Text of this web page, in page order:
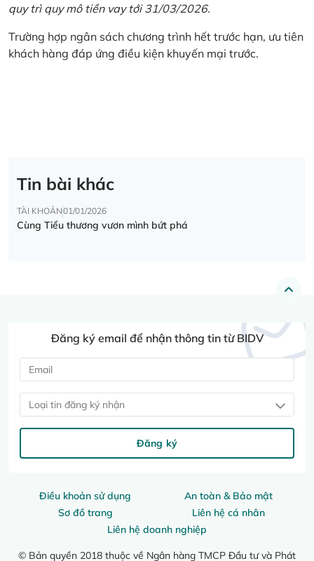
quy trì quy mô tiền vay tới 31/03/2026.
Trường hợp ngân sách chương trình hết trước hạn, ưu tiên
khách hàng đáp ứng điều kiện khuyến mại trước.
Tin bài khác
TÀI KHOẢN01/01/2026
Cùng Tiểu thương vươn mình bứt phá
Điều khoản sử dụng
An toàn & Bảo mật
Sơ đồ trang
Liên hệ cá nhân
Liên hệ doanh nghiệp
© Bản quyền 2018 thuộc về Ngân hàng TMCP Đầu tư và Phát
Đăng ký email để nhận thông tin từ BIDV
Loại tin đăng ký nhận
Đăng ký